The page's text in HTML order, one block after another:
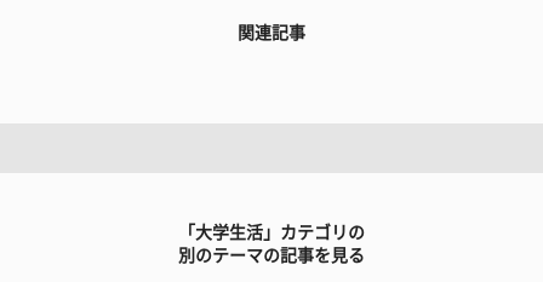
関連記事
「大学生活」カテゴリの
別のテーマの記事を見る